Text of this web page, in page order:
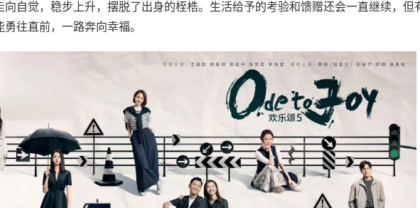
自觉，稳步上升，摆脱了出身的桎梏。生活给予的考验和馈赠还会一直继续，但
往直前，一路奔向幸福。